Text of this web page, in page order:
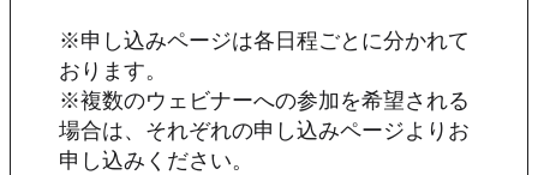
※申し込みページは各日程ごとに分かれて
おります。
※複数のウェビナーへの参加を希望される
場合は、それぞれの申し込みページよりお
申し込みください。